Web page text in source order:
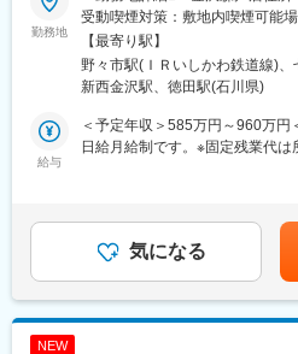
■組織構成：
買取再販営業：2名在籍（係長1
◆20代・30代が中心の若く活気
多数活躍中
◆報告・連絡・相談・確認が徹
ンが活発
・平均有休取得8.16日（2024年
・残業20ｈ
・インセンティブ制ではなく、
※評価制度…「業績」と「過程・
■業務概要：
当社の新築住宅、アパート、店
理者として作業指導・監督、工
心に、建築現場全体のスムーズ
夢を実現するために、スタッフ
建物完成を目指します。
■業務詳細：
・工程表に基づくスケジュール
期調整
・現場調査や各種調査への立会
勤務地
受動喫煙対策：敷地内喫煙可能
所：石川県七尾市小島町九部3-1
場所あり変更の範囲：会社の定
【最寄り駅】
野々市駅(ＩＲいしかわ鉄道線)、
新西金沢駅、徳田駅(石川県)
給与
＜予定年収＞585万円～960万
日給月給制です。※固定残業代は
補足＞その他固定手当は固定残
間外労働の有無にかかわらず、
は、技能・経験や職務遂行能力
定）。超過分は別途支給されま
であり、選考を通じて上下する
気になる
NEW